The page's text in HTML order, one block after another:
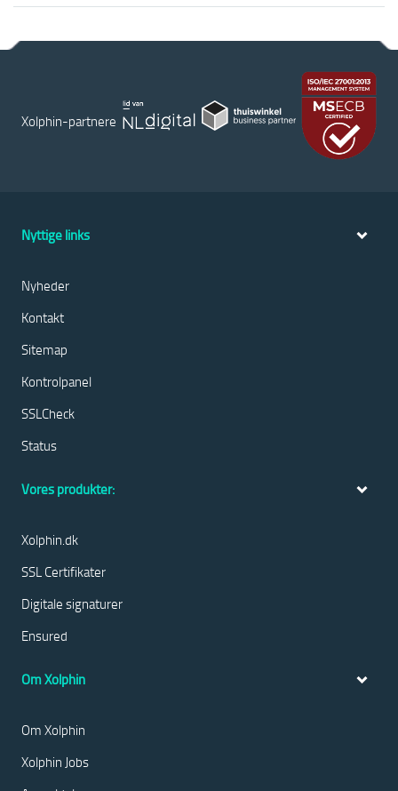
Xolphin-partnere
Nyttige links
Nyheder
Kontakt
Sitemap
Kontrolpanel
SSLCheck
Status
Vores produkter:
Xolphin.dk
SSL Certifikater
Digitale signaturer
Ensured
Om Xolphin
Om Xolphin
Xolphin Jobs